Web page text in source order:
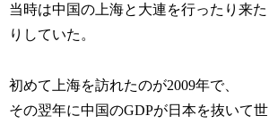
当時は中国の上海と大連を行ったり来た
りしていた。
初めて上海を訪れたのが2009年で、
その翌年に中国のGDPが日本を抜いて世